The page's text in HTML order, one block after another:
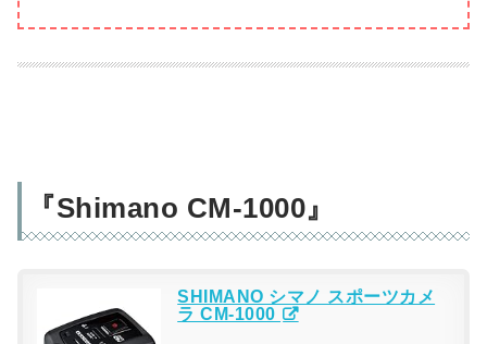
『Shimano CM-1000』
SHIMANO シマノ スポーツカメ
ラ CM-1000